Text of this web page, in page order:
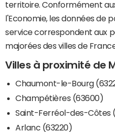
territoire. Conformément
l'Economie, les données de
service correspondent aux
majorées des villes de
Villes à proximité de
Chaumont-le-Bourg
Champétières (63600)
Saint-Ferréol-des-Côtes
Arlanc (63220)